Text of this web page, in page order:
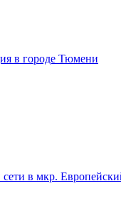
сети в мкр.